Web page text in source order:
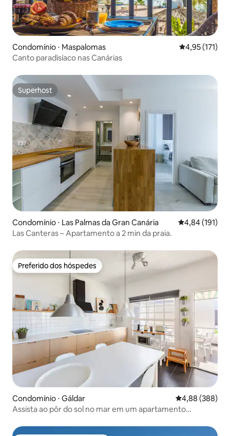
Condomínio ⋅ Maspalomas 4,95 de uma
4,95 (171)
Canto paradisíaco nas Canárias
Superhost
Superhost
Condomínio ⋅ Las Palmas da Gran Canária 4,84 de uma
4,84 (191)
Las Canteras – Apartamento a 2 min da praia.
Preferido dos hóspedes
Preferido dos hóspedes
Condomínio ⋅ Gáldar 4,88 de uma
4,88 (388)
Assista ao pôr do sol no mar em um apartamento